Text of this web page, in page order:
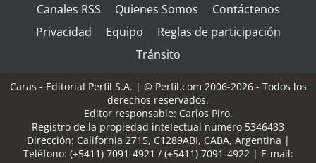
Canales RSS Quienes Somos
Contáctenos
Privacidad
Equipo
Reglas de participación
Tránsito
Caras - Editorial Perfil S.A. | © Perfil.com 2006-2026 - Todos los
derechos reservados.
Editor responsable: Carlos Piro.
Registro de la propiedad intelectual número 5346433
Dirección: California 2715, C1289ABI, CABA, Argentina |
Teléfono: (+5411) 7091-4921 / (+5411) 7091-4922 | E-mail: